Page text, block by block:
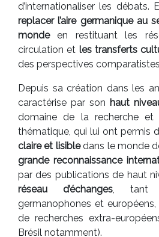
d’internationaliser les débats.
replacer l’aire germanique au
mondeen restituant les
circulation et les transferts
des perspectives
Depuis sa création dans les
caractérise par son haut
domaine de la recherche et
thématique, qui lui ont permis
claire et lisibledans le monde
grande reconnaissance
par des publications de haut
réseau d’échanges, tant
germanophones et européens,
de recherches extra-
Brésil notamment).